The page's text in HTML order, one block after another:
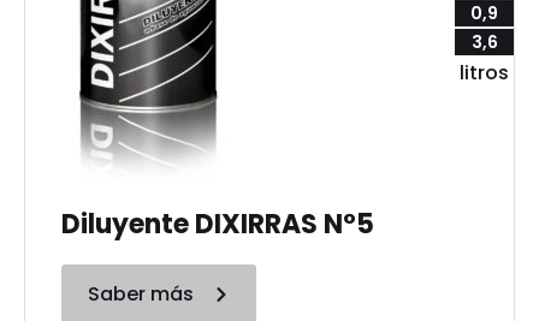
0,9
3,6
litros
Diluyente DIXIRRAS N°5
Saber más